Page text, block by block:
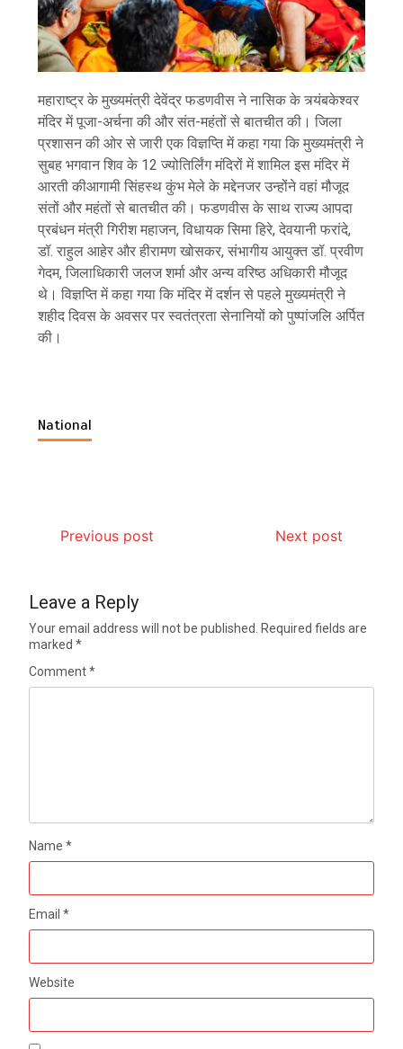
महाराष्ट्र के मुख्यमंत्री देवेंद्र फडणवीस ने नासिक के त्र्यंबकेश्वर
मंदिर में पूजा-अर्चना की और संत-महंतों से बातचीत की। जिला
प्रशासन की ओर से जारी एक विज्ञप्ति में कहा गया कि मुख्यमंत्री ने
सुबह भगवान शिव के 12 ज्योतिर्लिंग मंदिरों में शामिल इस मंदिर में
आरती कीआगामी सिंहस्थ कुंभ मेले के मद्देनजर उन्होंने वहां मौजूद
संतों और महंतों से बातचीत की। फडणवीस के साथ राज्य आपदा
प्रबंधन मंत्री गिरीश महाजन, विधायक सिमा हिरे, देवयानी फरांदे,
डॉ. राहुल आहेर और हीरामण खोसकर, संभागीय आयुक्त डॉ. प्रवीण
गेदम, जिलाधिकारी जलज शर्मा और अन्य वरिष्ठ अधिकारी मौजूद
थे। विज्ञप्ति में कहा गया कि मंदिर में दर्शन से पहले मुख्यमंत्री ने
शहीद दिवस के अवसर पर स्वतंत्रता सेनानियों को पुष्पांजलि अर्पित
की।
National
Previous post Next post
Leave a Reply
Your email address will not be published.
Required fields are
marked*
Comment*
Name*
Email*
Website